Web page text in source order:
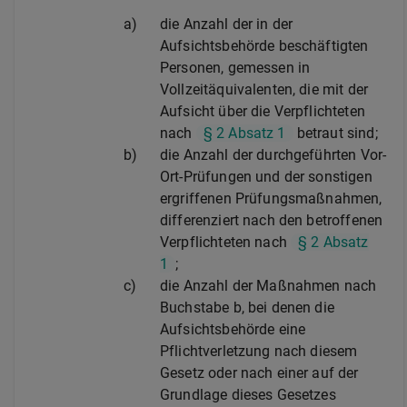
a)
die Anzahl der in der
Aufsichtsbehörde beschäftigten
Personen, gemessen in
Vollzeitäquivalenten, die mit der
Aufsicht über die Verpflichteten
nach
§ 2 Absatz 1
betraut sind;
b)
die Anzahl der durchgeführten Vor-
Ort-Prüfungen und der sonstigen
ergriffenen Prüfungsmaßnahmen,
differenziert nach den betroffenen
Verpflichteten nach
§ 2 Absatz
1
;
c)
die Anzahl der Maßnahmen nach
Buchstabe b, bei denen die
Aufsichtsbehörde eine
Pflichtverletzung nach diesem
Gesetz oder nach einer auf der
Grundlage dieses Gesetzes